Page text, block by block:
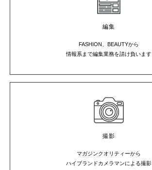
編集
FASHION、BEAUTYから
情報系まで編集業務を請け負います
撮影
マガジンクオリティーから
ハイブランドカメラマンによる撮影